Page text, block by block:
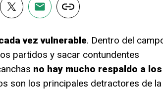
vez vulnerable. Dentro del
partidos y sacar contundentes
no hay mucho respaldo a los
son los principales detractores de la